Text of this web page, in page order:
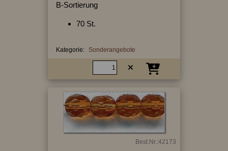
B-Sortierung
70 St.
Kategorie: Sonderangebote
Best.Nr.:42173